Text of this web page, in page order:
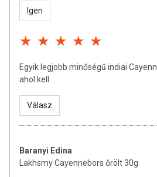
Igen
Egyik legjobb minőségű indiai
ahol kell.
Válasz
Baranyi Edina
Lakhsmy Cayennebors őrölt 30g